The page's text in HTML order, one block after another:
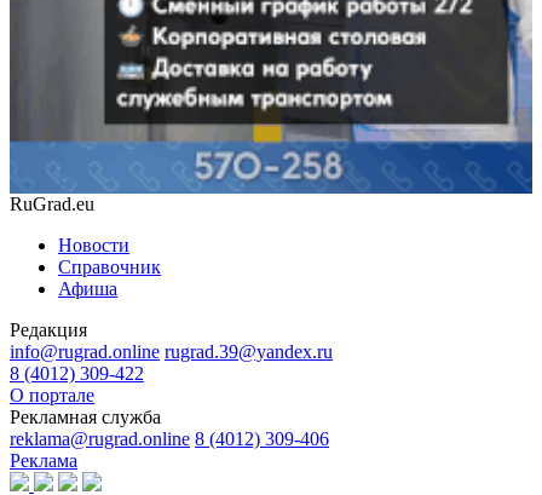
RuGrad.eu
Новости
Справочник
Афиша
Редакция
info@rugrad.online rugrad.39@yandex.ru
8 (4012) 309-422
О портале
Рекламная служба
reklama@rugrad.online 8 (4012) 309-406
Реклама